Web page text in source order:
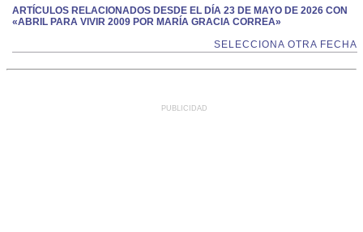
ARTÍCULOS RELACIONADOS DESDE EL DÍA 23 DE MAYO DE 2026 CON
«ABRIL PARA VIVIR 2009 POR MARÍA GRACIA CORREA»
SELECCIONA OTRA FECHA
PUBLICIDAD